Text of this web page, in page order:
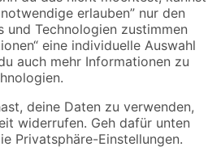
MwSt.. Die dargestellten Angebote sind unter
Die angegebenen Verfügbarkeiten beziehen